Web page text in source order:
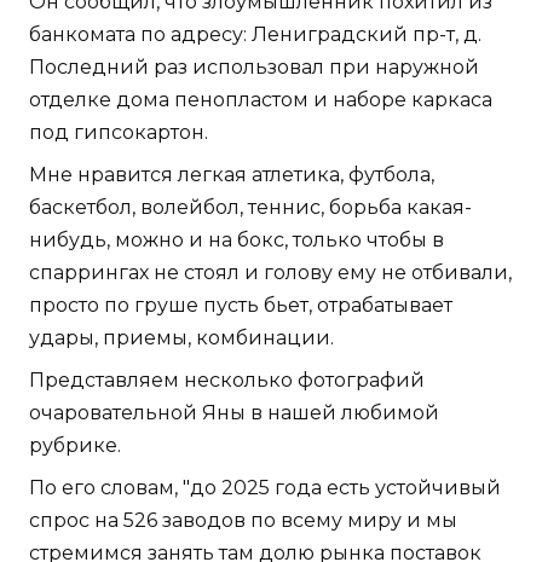
банкомата по адресу: Лениградский пр-т, д.
Последний раз использовал при наружной
отделке дома пенопластом и наборе каркаса
под гипсокартон.
Мне нравится легкая атлетика, футбола,
баскетбол, волейбол, теннис, борьба какая-
нибудь, можно и на бокс, только чтобы в
спаррингах не стоял и голову ему не отбивали,
просто по груше пусть бьет, отрабатывает
удары, приемы, комбинации.
Представляем несколько фотографий
очаровательной Яны в нашей любимой
рубрике.
По его словам, "до 2025 года есть устойчивый
спрос на 526 заводов по всему миру и мы
стремимся занять там долю рынка поставок